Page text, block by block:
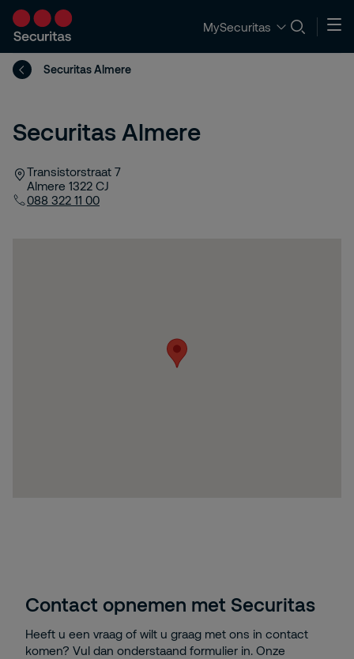
MySecuritas
Securitas Almere
Securitas Almere
Transistorstraat 7
Almere 1322 CJ
088 322 11 00
Contact opnemen met Securitas
Heeft u een vraag of wilt u graag met ons in contact
komen? Vul dan onderstaand formulier in. Onze